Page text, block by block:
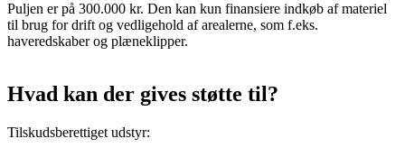
Puljen er på 300.000 kr. Den kan kun finansiere indkøb af materiel
til brug for drift og vedligehold af arealerne, som f.eks.
haveredskaber og plæneklipper.
Hvad kan der gives støtte til?
Tilskudsberettiget udstyr: